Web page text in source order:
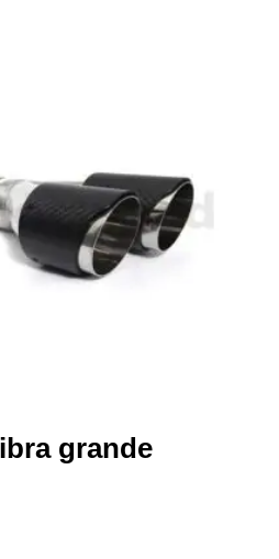
grande